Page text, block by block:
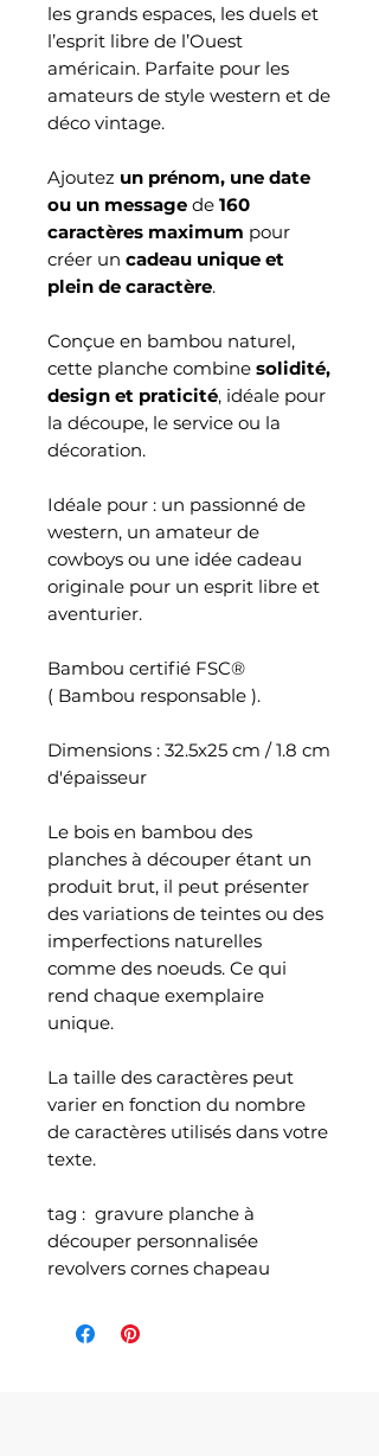
les grands espaces, les duels et
l’esprit libre de l’Ouest
américain. Parfaite pour les
amateurs de style western et de
déco vintage.
Ajoutez un prénom, une date
ou un message de 160
caractères maximum pour
créer un cadeau unique et
plein de caractère.
Conçue en bambou naturel,
cette planche combine solidité,
design et praticité, idéale pour
la découpe, le service ou la
décoration.
Idéale pour : un passionné de
western, un amateur de
cowboys ou une idée cadeau
originale pour un esprit libre et
aventurier.
Bambou certifié FSC®
( Bambou responsable ).
Dimensions : 32.5x25 cm / 1.8 cm
d'épaisseur
Le bois en bambou des
planches à découper étant un
produit brut, il peut présenter
des variations de teintes ou des
imperfections naturelles
comme des noeuds. Ce qui
rend chaque exemplaire
unique.
La taille des caractères peut
varier en fonction du nombre
de caractères utilisés dans votre
texte.
tag : gravure planche à
découper personnalisée
revolvers cornes chapeau